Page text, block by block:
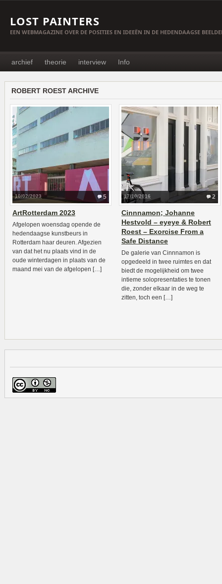
LOST PAINTERS
EEN WEBMAGAZINE OVER DE POSITIES EN IDEEËN IN DE HEDENDAAGSE
archief theorie interview Info
ROBERT ROEST ARCHIVE
5
10/02/2023
ArtRotterdam 2023
Afgelopen woensdag opende de
hedendaagse kunstbeurs in
Rotterdam haar deuren. Afgezien
van dat het nu plaats vind in de
oude winterdagen in plaats van de
maand mei van de afgelopen […]
2
17/10/2016
Cinnnamon; Johanne
Hestvold – eyeye & Robert
Roest – Exorcise From a
Safe Distance
De galerie van Cinnnamon is
opgedeeld in twee ruimtes en dat
biedt de mogelijkheid om twee
intieme solopresentaties te tonen
die, zonder elkaar in de weg te
zitten, toch een […]